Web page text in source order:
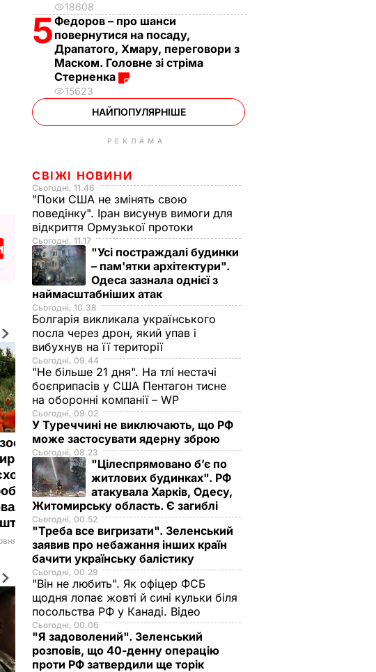
на
напрямках
України, її
наступати
–
ЗСУ
07.25 ВІЙНА В УКРАЇНІ
18608
5Федоров – про шанси
повернутися на посаду,
Драпатого, Хмару, переговори з
Маском. Головне зі стріма
Стерненка
15623
НАЙПОПУЛЯРНІШЕ
РЕКЛАМА
СВІЖІ НОВИНИ
Сьогодні, 11.46
"Поки США не змінять свою
поведінку". Іран висунув вимоги для
відкриття Ормузької протоки
Сьогодні, 11.17
"Усі постраждалі будинки
– пам'ятки архітектури".
Одеса зазнала однієї з
наймасштабніших атак
Сьогодні, 10.38
Болгарія викликала українського
посла через дрон, який упав і
вибухнув на її території
Сьогодні, 09.44
"Не більше 21 дня". На тлі нестачі
боєприпасів у США Пентагон тисне
на оборонні компанії – WP
Сьогодні, 09.02
У Туреччині не виключають, що РФ
може застосувати ядерну зброю
Сьогодні, 08.23
"Цілеспрямовано бʼє по
житлових будинках". РФ
атакувала Харків, Одесу,
Житомирську область. Є загиблі
Сьогодні, 00.52
"Треба все вигризати". Зеленський
заявив про небажання інших країн
бачити українську балістику
Сьогодні, 00.29
"Він не любить". Як офіцер ФСБ
щодня лопає жовті й сині кульки біля
посольства РФ у Канаді. Відео
Сьогодні, 00.06
"Я задоволений". Зеленський
розповів, що 40-денну операцію
проти РФ затвердили ще торік